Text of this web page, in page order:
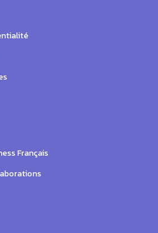
Français